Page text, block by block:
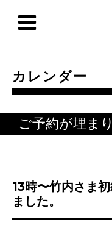
カレンダー
ご予約が埋ま
13時〜竹内さま
ました。